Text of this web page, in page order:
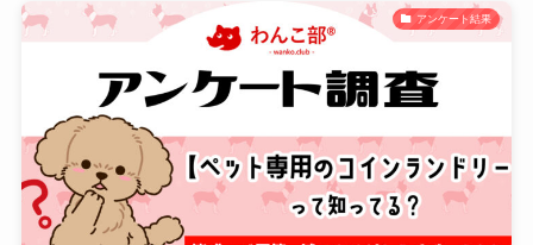
アンケート結果